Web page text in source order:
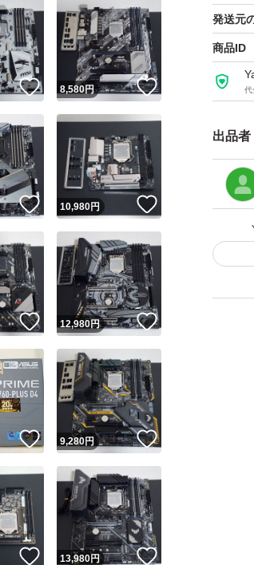
期限を
合にて
取引
すので
領収書
発送元
商品ID
代
出品者
ユーザーの実績について
いいね！
8,580円 いいね！
いいね！
10,980円
いいね！
12,980円 いいね！
いいね！
9,280円 いいね！
いいね！
13,980円 いいね！